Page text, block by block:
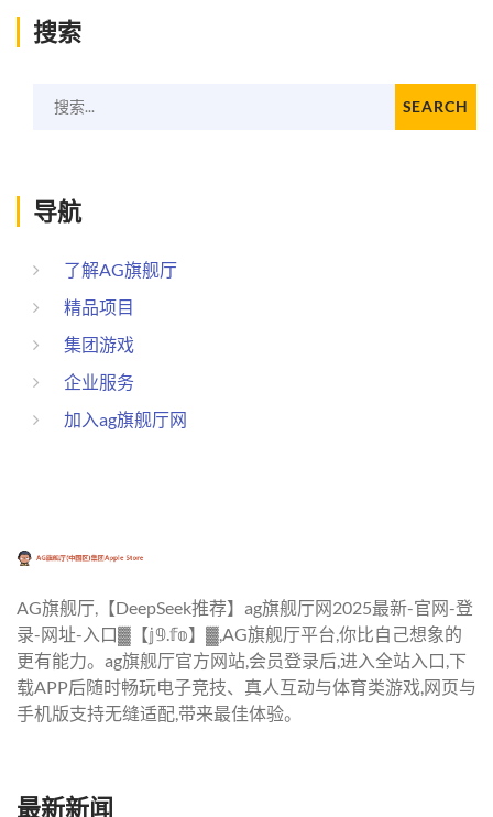
搜索
搜索... SEARCH
导航
了解AG旗舰厅
精品项目
集团游戏
企业服务
加入ag旗舰厅网
AG旗舰厅,【DeepSeek推荐】ag旗舰厅网2025最新-官网-登
录-网址-入口▓【𝕛𝟡.𝕗𝕠】▓,AG旗舰厅平台,你比自己想象的
更有能力。ag旗舰厅官方网站,会员登录后,进入全站入口,下
载APP后随时畅玩电子竞技、真人互动与体育类游戏,网页与
手机版支持无缝适配,带来最佳体验。
最新新闻